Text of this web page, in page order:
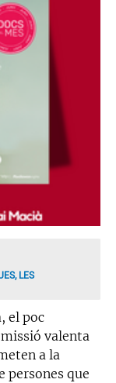
LES
el poc
valenta
a la
persones que